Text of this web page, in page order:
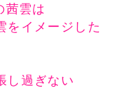
茜雲は
をイメージした
し過ぎない